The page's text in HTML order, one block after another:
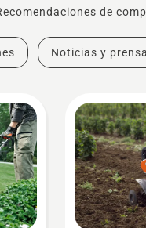
de
Noticias y prensa